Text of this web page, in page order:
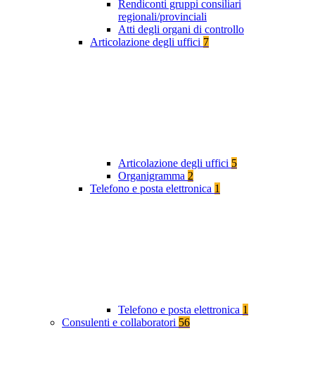
Rendiconti gruppi consiliari
regionali/provinciali
Atti degli organi di controllo
Articolazione degli uffici 7
Articolazione degli uffici 5
Organigramma 2
Telefono e posta elettronica 1
Telefono e posta elettronica 1
Consulenti e collaboratori 56